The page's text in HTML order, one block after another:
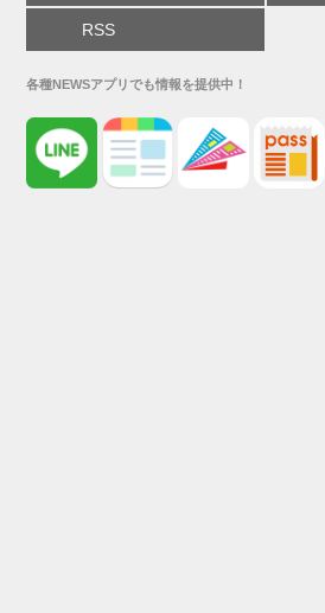
RSS
各種NEWSアプリでも情報を提供中！